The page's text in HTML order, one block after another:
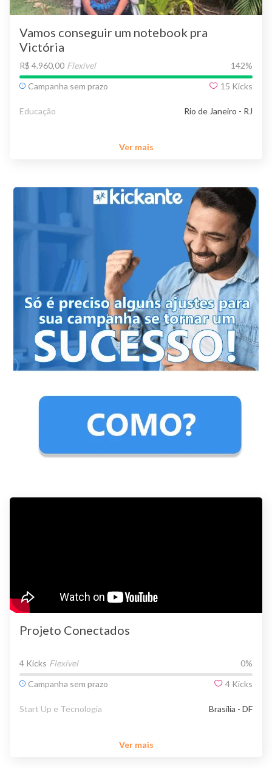
Vamos conseguir um notebook pra
Victória
R$ 4.960,00 Flexível 142%
Campanha sem prazo
15 Kicks
Educação Rio de Janeiro - RJ
Ver mais
Projeto Conectados
4 Kicks Flexível 0%
Campanha sem prazo
4 Kicks
Start Up e Tecnologia Brasília - DF
Ver mais